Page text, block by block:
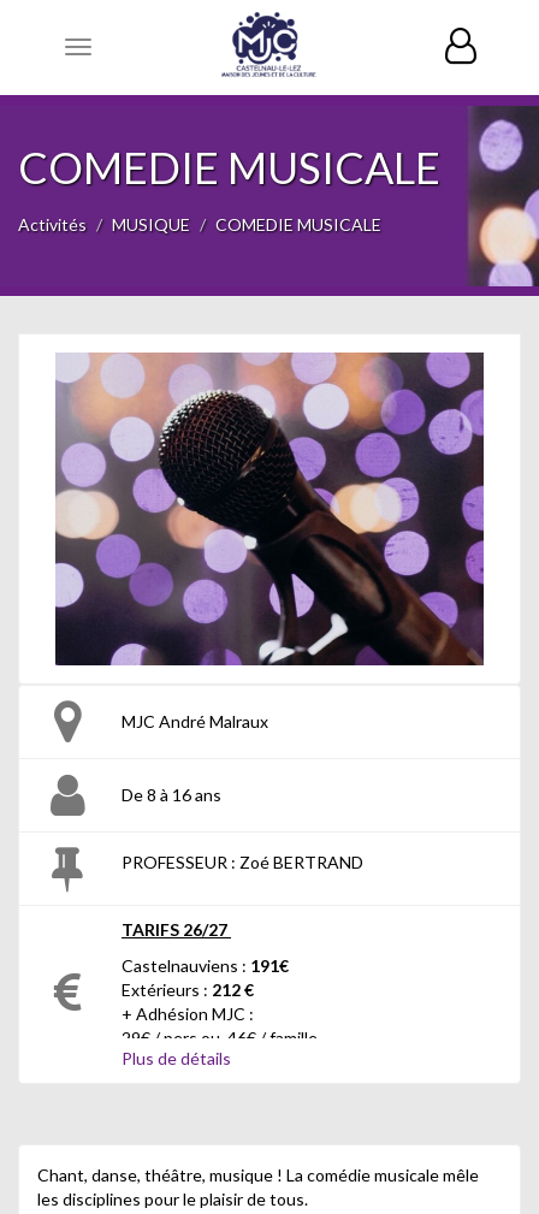
Toggle
COMEDIE MUSICALE
Activités MUSIQUE COMEDIE MUSICALE
MJC André Malraux
De 8 à 16 ans
PROFESSEUR : Zoé BERTRAND
TARIFS 26/27
Castelnauviens : 191€
Extérieurs : 212 €
+ Adhésion MJC :
29€ / pers ou 46€ / famille
Plus de détails
Chant, danse, théâtre, musique ! La comédie musicale mêle
les disciplines pour le plaisir de tous.